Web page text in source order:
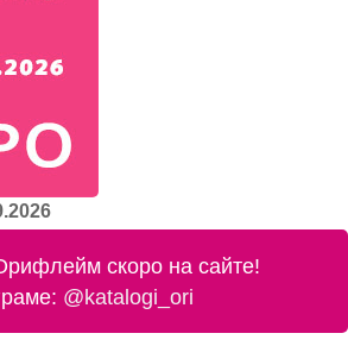
скоро на сайте!
@katalogi_ori